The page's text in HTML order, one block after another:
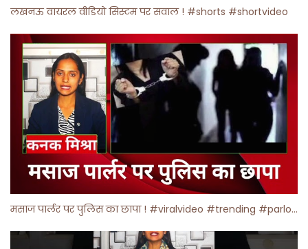
लखनऊ वायरल वीडियो सिस्टम पर सवाल ! #shorts #shortvideo
मसाज पार्लर पर पुलिस का छापा ! #viralvideo #trending #parlour